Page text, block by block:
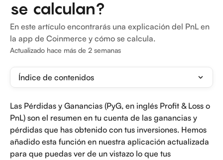
se calculan?
En este artículo encontrarás una explicación del PnL en
la app de Coinmerce y cómo se calcula.
Actualizado hace más de 2 semanas
Índice de contenidos
Las Pérdidas y Ganancias (PyG, en inglés Profit & Loss o
PnL) son el resumen en tu cuenta de las ganancias y
pérdidas que has obtenido con tus inversiones. Hemos
añadido esta función en nuestra aplicación actualizada
para que puedas ver de un vistazo lo que tus